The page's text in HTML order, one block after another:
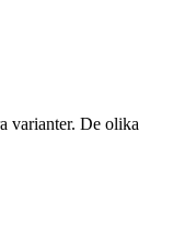
varianter. De olika